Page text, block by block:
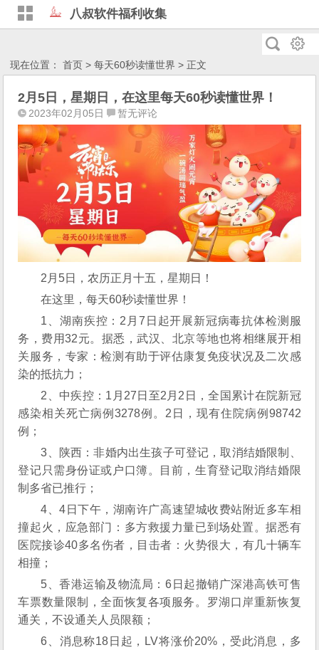
八叔软件福利收集
现在位置：首页 >每天60秒读懂世界 > 正文
2月5日，星期日，在这里每天60秒读懂世界！
2023年02月05日 暂无评论
2月5日，农历正月十五，星期日！
在这里，每天60秒读懂世界！
1、湖南疾控：2月7日起开展新冠病毒抗体检测服
务，费用32元。据悉，武汉、北京等地也将相继展开相
关服务，专家：检测有助于评估康复免疫状况及二次感
染的抵抗力；
2、中疾控：1月27日至2月2日，全国累计在院新冠
感染相关死亡病例3278例。2日，现有住院病例98742
例；
3、陕西：非婚内出生孩子可登记，取消结婚限制、
登记只需身份证或户口簿。目前，生育登记取消结婚限
制多省已推行；
4、4日下午，湖南许广高速望城收费站附近多车相
撞起火，应急部门：多方救援力量已到场处置。据悉有
医院接诊40多名伤者，目击者：火势很大，有几十辆车
相撞；
5、香港运输及物流局：6日起撤销广深港高铁可售
车票数量限制，全面恢复各项服务。罗湖口岸重新恢复
通关，不设通关人员限额；
6、消息称18日起，LV将涨价20%，受此消息，多